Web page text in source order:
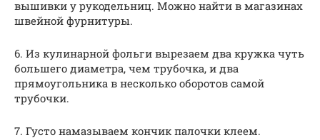
вышивки у рукодельниц. Можно найти в магазинах
швейной фурнитуры.
6. Из кулинарной фольги вырезаем два кружка чуть
большего диаметра, чем трубочка, и два
прямоугольника в несколько оборотов самой
трубочки.
7. Густо намазываем кончик палочки клеем.